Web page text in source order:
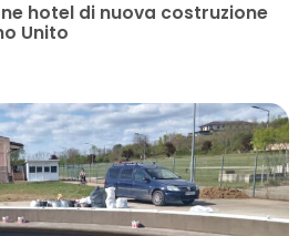
hotel di nuova costruzione
Unito